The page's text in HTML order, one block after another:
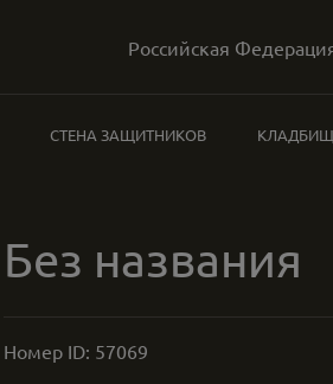
Российская
СТЕНА ЗАЩИТНИКОВ
Без названия
Номер ID: 57069